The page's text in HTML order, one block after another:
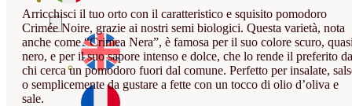
Arricchisci il tuo orto con il caratteristico e squisito pomodoro
Crimée Noire, grazie ai nostri semi biologici. Questa varietà, nota
anche come “Crimea Nera”, è famosa per il suo colore scuro,
nero, e per il suo sapore intenso e dolce, che lo rende il preferito da
chi cerca un pomodoro fuori dal comune. Perfetto per insalate,
o semplicemente da gustare a fette con un tocco di olio d’oliva e
sale.